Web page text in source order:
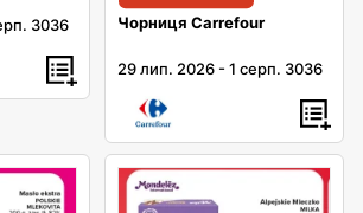
3036 Чорниця Carrefour
29 лип. 2026 -1 серп. 3036